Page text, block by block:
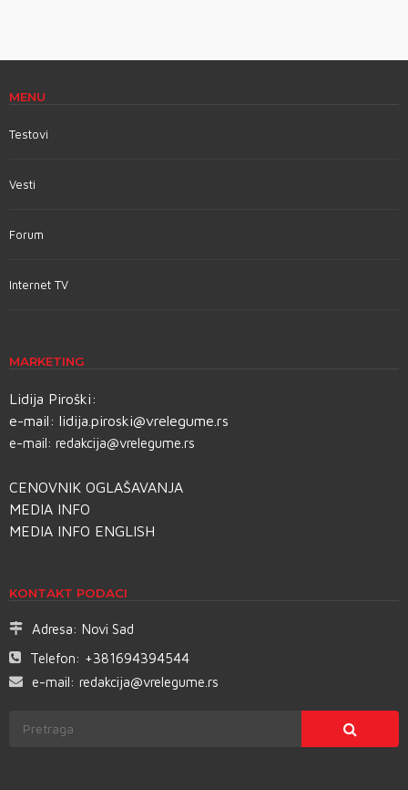
MENU
Testovi
Vesti
Forum
Internet TV
MARKETING
Lidija Piroški:
e-mail: lidija.piroski@vrelegume.rs
e-mail: redakcija@vrelegume.rs
CENOVNIK OGLAŠAVANJA
MEDIA INFO
MEDIA INFO ENGLISH
KONTAKT PODACI
Adresa: Novi Sad
Telefon: +381694394544
e-mail: redakcija@vrelegume.rs